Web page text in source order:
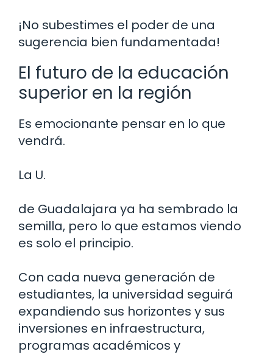
¡No subestimes el poder de una
sugerencia bien fundamentada!
El futuro de la educación
superior en la región
Es emocionante pensar en lo que
vendrá.
La U.
de Guadalajara ya ha sembrado la
semilla, pero lo que estamos viendo
es solo el principio.
Con cada nueva generación de
estudiantes, la universidad seguirá
expandiendo sus horizontes y sus
inversiones en infraestructura,
programas académicos y